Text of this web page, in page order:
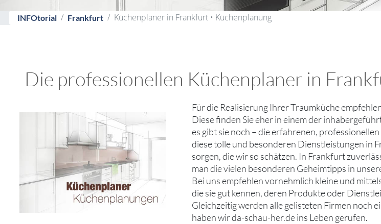
INFOtorial Frankfurt Küchenplaner in Frankfurt • Küchenplanung
Die professionellen Küchenplaner in
Für die Realisierung Ihrer Traumküche
Diese finden Sie eher in einem der
es gibt sie noch – die erfahrenen,
diese tolle und besonderen Dienstleistungen in
sorgen, die wir so schätzen. In Frankfurt
man die vielen besonderen Geheimtipps in
Bei uns empfehlen vornehmlich kleine und
die sie gut kennen, deren Produkte oder
Gleichzeitig werden alle gelisteten Firmen noch
haben wir da-schau-her.de ins Leben gerufen.